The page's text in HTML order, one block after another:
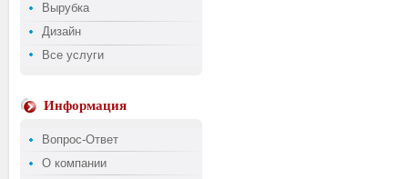
Вырубка
Дизайн
Все услуги
Информация
Вопрос-Ответ
О компании